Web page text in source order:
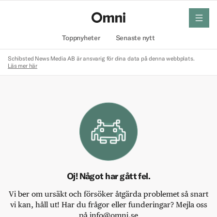
Toppnyheter Senaste nytt
meny
Schibsted News Media AB är ansvarig för dina data på denna webbplats.
Läs mer här
Oj! Något har gått fel.
Vi ber om ursäkt och försöker åtgärda problemet så snart
vi kan, håll ut! Har du frågor eller funderingar? Mejla oss